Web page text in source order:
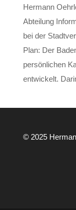
Hermann
Abteilung
bei der
Plan: Der
persönlichen
entwickelt.
© 2025